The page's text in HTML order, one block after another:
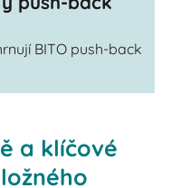
BITO push-back
a klíčové